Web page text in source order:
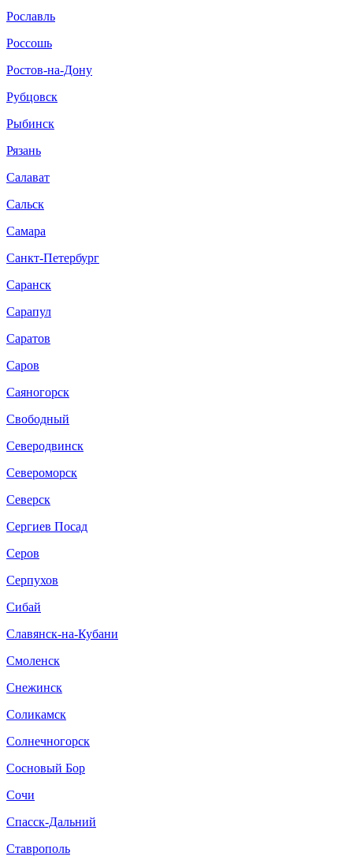
Рославль
Россошь
Ростов-на-Дону
Рубцовск
Рыбинск
Рязань
Салават
Сальск
Самара
Санкт-Петербург
Саранск
Сарапул
Саратов
Саров
Саяногорск
Свободный
Северодвинск
Североморск
Северск
Сергиев Посад
Серов
Серпухов
Сибай
Славянск-на-Кубани
Смоленск
Снежинск
Соликамск
Солнечногорск
Сосновый Бор
Сочи
Спасск-Дальний
Ставрополь